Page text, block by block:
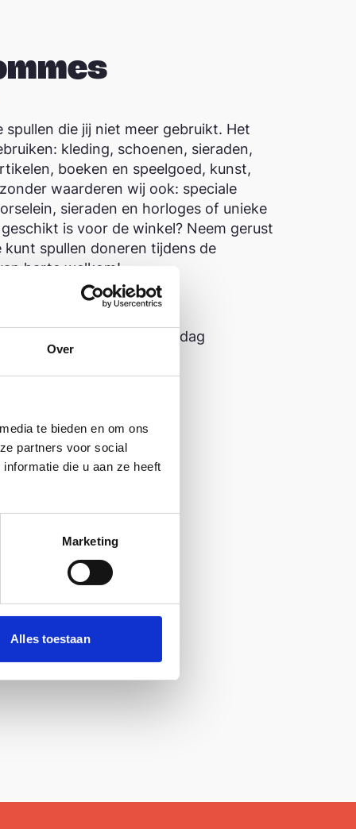
Over
te bieden en om ons
partners voor social
die u aan ze heeft
Marketing
Alles toestaan
spullen die jij niet meer gebruikt. Het
kleding, schoenen, sieraden,
boeken en speelgoed, kunst,
waarderen wij ook: speciale
sieraden en horloges of unieke
is voor de winkel? Neem gerust
spullen doneren tijdens de
harte welkom!
Openingstijden
Dinsdag t/m Vrijdag
10:00 - 16:00
Zaterdag